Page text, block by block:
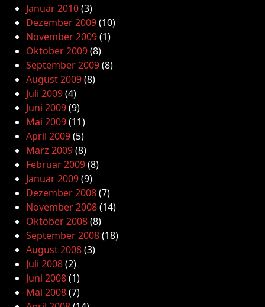
Januar 2010(3)
Dezember 2009(10)
November 2009(1)
Oktober 2009(8)
September 2009(8)
August 2009(8)
Juli 2009(4)
Juni 2009(9)
Mai 2009(11)
April 2009(5)
März 2009(8)
Februar 2009(8)
Januar 2009(9)
Dezember 2008(7)
November 2008(14)
Oktober 2008(8)
September 2008(18)
August 2008(3)
Juli 2008(2)
Juni 2008(1)
Mai 2008(7)